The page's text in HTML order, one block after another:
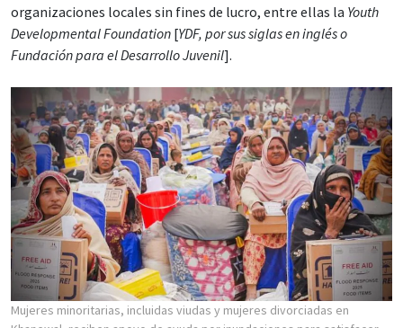
organizaciones locales sin fines de lucro, entre ellas la Youth
Developmental Foundation [YDF, por sus siglas en inglés o
Fundación para el Desarrollo Juvenil].
Mujeres minoritarias, incluidas viudas y mujeres divorciadas en